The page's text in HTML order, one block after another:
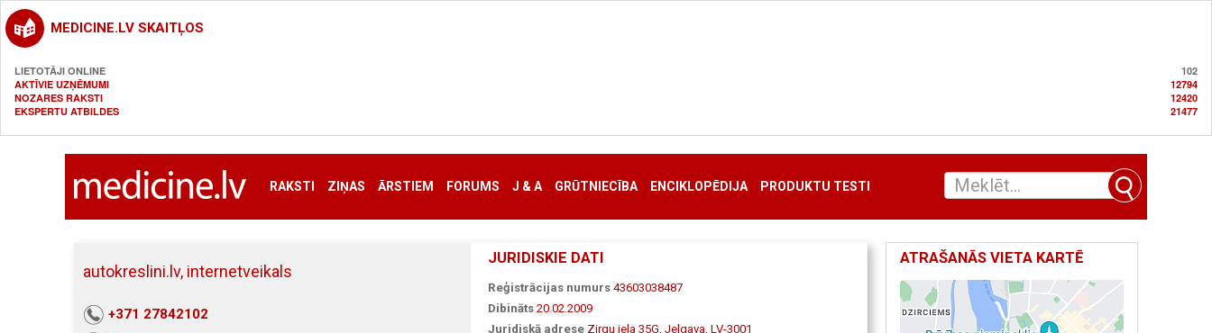
MEDICINE.LV SKAITĻOS
LIETOTĀJI ONLINE
102
AKTĪVIE UZŅĒMUMI
12794
NOZARES RAKSTI
12420
EKSPERTU ATBILDES
21477
RAKSTI ZIŅAS ĀRSTIEM FORUMS J & A GRŪTNIECĪBA ENCIKLOPĒDIJA PRODUKTU TESTI
autokreslini.lv, internetveikals
+371 27842102
JURIDISKIE DATI
Reģistrācijas numurs 43603038487
Dibināts 20.02.2009
Juridiskā adrese Zirgu iela 35G, Jelgava, LV-3001
ATRAŠANĀS VIETA KARTĒ